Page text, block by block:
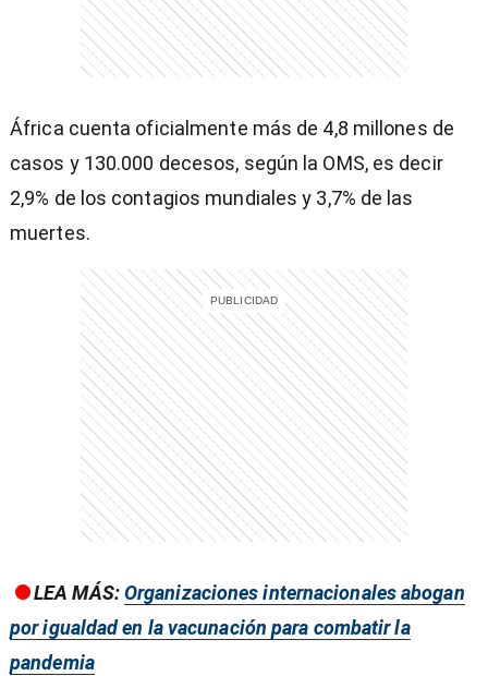
África cuenta oficialmente más de 4,8 millones de
casos y 130.000 decesos, según la OMS, es decir
2,9% de los contagios mundiales y 3,7% de las
muertes.
LEA MÁS:Organizaciones internacionales abogan
por igualdad en la vacunación para combatir la
pandemia